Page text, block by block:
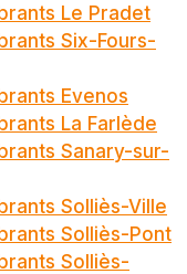
Le Pradet
Six-Fours-
Evenos
La Farlède
Sanary-sur-
Solliès-Ville
Solliès-Pont
Solliès-